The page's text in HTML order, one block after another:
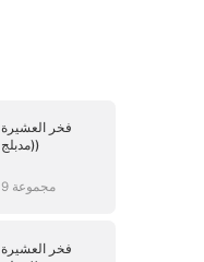
فخر العشيرة
(مدبلج)
9 مجموعة
فخر العشيرة